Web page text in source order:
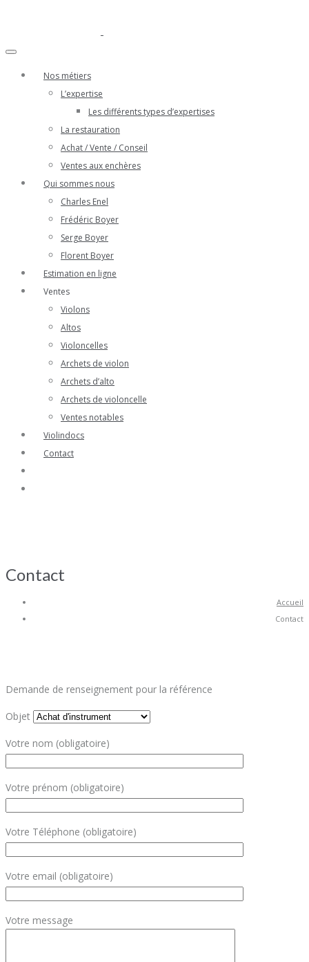
Nos métiers
L’expertise
Les différents types d’expertises
La restauration
Achat / Vente / Conseil
Ventes aux enchères
Qui sommes nous
Charles Enel
Frédéric Boyer
Serge Boyer
Florent Boyer
Estimation en ligne
Ventes
Violons
Altos
Violoncelles
Archets de violon
Archets d’alto
Archets de violoncelle
Ventes notables
Violindocs
Contact
Contact
Accueil
Contact
Demande de renseignement pour la référence
Objet
Votre nom (obligatoire)
Votre prénom (obligatoire)
Votre Téléphone (obligatoire)
Votre email (obligatoire)
Votre message